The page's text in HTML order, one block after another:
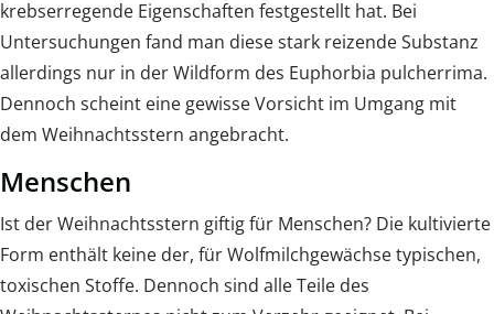
krebserregende Eigenschaften festgestellt hat. Bei
Untersuchungen fand man diese stark reizende Substanz
allerdings nur in der Wildform des Euphorbia pulcherrima.
Dennoch scheint eine gewisse Vorsicht im Umgang mit
dem Weihnachtsstern angebracht.
Menschen
Ist der Weihnachtsstern giftig für Menschen? Die kultivierte
Form enthält keine der, für Wolfmilchgewächse typischen,
toxischen Stoffe. Dennoch sind alle Teile des